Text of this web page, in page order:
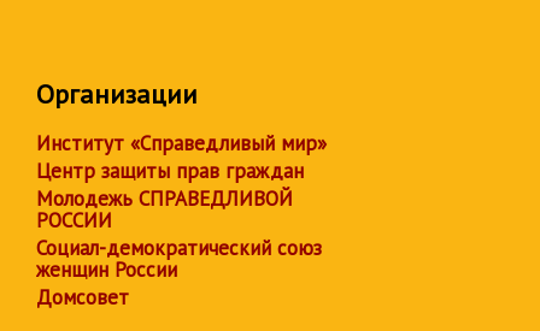
Организации
Институт «Справедливый мир»
Центр защиты прав граждан
Молодежь СПРАВЕДЛИВОЙ
РОССИИ
Социал-демократический союз
женщин России
Домсовет